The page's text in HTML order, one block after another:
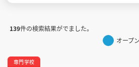
139件の検索結果がでました。
オープ
専門学校